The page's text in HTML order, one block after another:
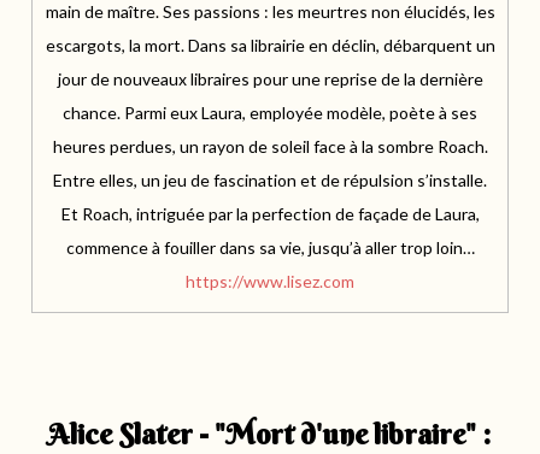
main de maître. Ses passions : les meurtres non élucidés, les
escargots, la mort. Dans sa librairie en déclin, débarquent un
jour de nouveaux libraires pour une reprise de la dernière
chance. Parmi eux Laura, employée modèle, poète à ses
heures perdues, un rayon de soleil face à la sombre Roach.
Entre elles, un jeu de fascination et de répulsion s’installe.
Et Roach, intriguée par la perfection de façade de Laura,
commence à fouiller dans sa vie, jusqu’à aller trop loin…
https://www.lisez.com
Alice Slater - "Mort d'une libraire" :